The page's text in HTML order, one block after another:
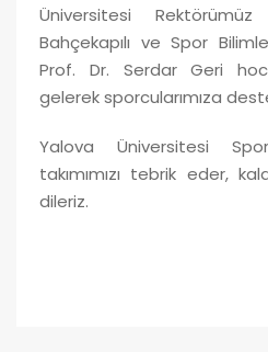
Üniversitesi
Bahçekapılı ve Spor
Prof. Dr. Serdar Geri
gelerek sporcularımıza
Yalova Üniversitesi
takımımızı tebrik eder,
dileriz.